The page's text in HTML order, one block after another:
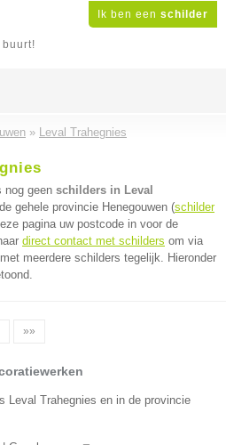
Ik ben een schilder
» Leval Trahegnies
nog geen schilders in Leval
gehele provincie Henegouwen (schilder
pagina uw postcode in voor de
direct contact met schilders om via
meerdere schilders tegelijk. Hieronder
»»
Leval Trahegnies en in de provincie